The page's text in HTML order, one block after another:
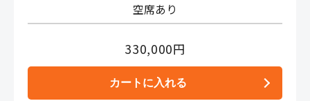
空席あり
330,000円